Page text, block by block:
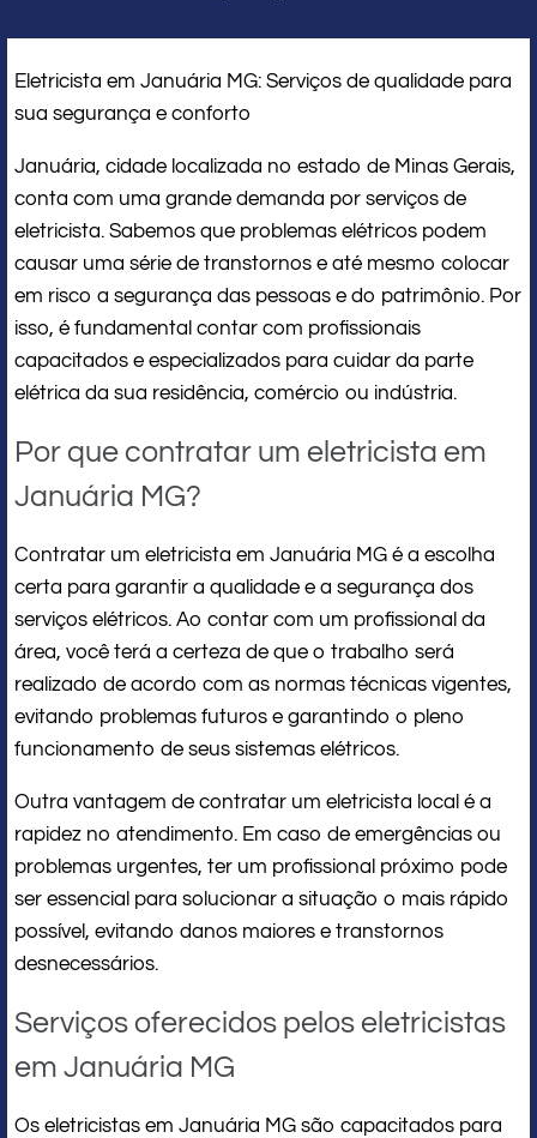
Eletricista em Januária MG: Serviços de qualidade para
sua segurança e conforto
Januária, cidade localizada no estado de Minas Gerais,
conta com uma grande demanda por serviços de
eletricista. Sabemos que problemas elétricos podem
causar uma série de transtornos e até mesmo colocar
em risco a segurança das pessoas e do patrimônio. Por
isso, é fundamental contar com profissionais
capacitados e especializados para cuidar da parte
elétrica da sua residência, comércio ou indústria.
Por que contratar um eletricista em
Januária MG?
Contratar um eletricista em Januária MG é a escolha
certa para garantir a qualidade e a segurança dos
serviços elétricos. Ao contar com um profissional da
área, você terá a certeza de que o trabalho será
realizado de acordo com as normas técnicas vigentes,
evitando problemas futuros e garantindo o pleno
funcionamento de seus sistemas elétricos.
Outra vantagem de contratar um eletricista local é a
rapidez no atendimento. Em caso de emergências ou
problemas urgentes, ter um profissional próximo pode
ser essencial para solucionar a situação o mais rápido
possível, evitando danos maiores e transtornos
desnecessários.
Serviços oferecidos pelos eletricistas
em Januária MG
Os eletricistas em Januária MG são capacitados para